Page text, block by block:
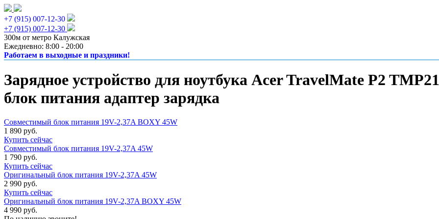
+7 (915) 007-12-30
+7 (915) 007-12-30
300м от метро Калужская
Ежедневно: 8:00 - 20:00
Работаем в выходные и праздники!
Зарядное устройство для ноутбука Acer TravelMate P2
блок питания адаптер зарядка
Совместимый блок питания 19V-2,37A BOXY 45W
1 890 руб.
Купить сейчас
Совместимый блок питания 19V-2,37A 45W
1 790 руб.
Купить сейчас
Оригинальный блок питания 19V-2,37A 45W
2 990 руб.
Купить сейчас
Оригинальный блок питания 19V-2,37A BOXY 45W
4 990 руб.